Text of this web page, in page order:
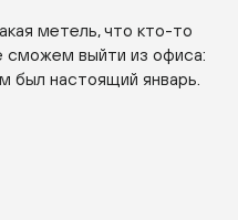
метель, что кто-то
сможем выйти из офиса:
был настоящий январь.